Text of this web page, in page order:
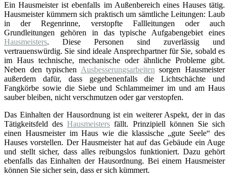
Ein Hausmeister ist ebenfalls im Außenbereich eines Hauses tätig.
Hausmeister kümmern sich praktisch um sämtliche Leitungen: Laub
in der Regenrinne, verstopfte Fallleitungen oder auch
Grundleitungen gehören in das typische Aufgabengebiet eines
Hausmeisters. Diese Personen sind zuverlässig und
vertrauenswürdig. Sie sind ideale Ansprechpartner für Sie, sobald es
im Haus technische, mechanische oder ähnliche Probleme gibt.
Neben den typischen Ausbesserungsarbeiten sorgen Hausmeister
außerdem dafür, dass gegebenenfalls die Lichtschächte und
Fangkörbe sowie die Siebe und Schlammeimer im und am Haus
sauber bleiben, nicht verschmutzen oder gar verstopfen.
Das Einhalten der Hausordnung ist ein weiterer Aspekt, der in das
Tätigkeitsfeld desHausmeisters fällt. Prinzipiell können Sie sich
einen Hausmeister im Haus wie die klassische „gute Seele“ des
Hauses vorstellen. Der Hausmeister hat auf das Gebäude ein Auge
und stellt sicher, dass alles reibungslos funktioniert. Dazu gehört
ebenfalls das Einhalten der Hausordnung. Bei einem Hausmeister
können Sie sicher sein, dass er sich kümmert.